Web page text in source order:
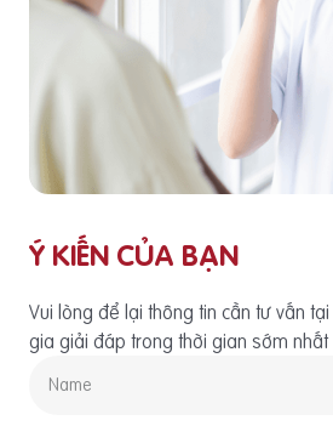
Ý KIẾN CỦA BẠN
Vui lòng để lại thông tin cần tư vấn
gia giải đáp trong thời gian sớm nhất